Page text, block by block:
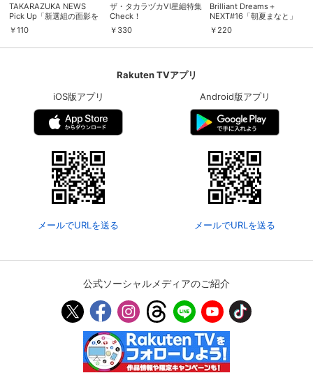
TAKARAZUKA NEWS
Pick Up「新選組の面影を
求めて…そうだ、壬生へ行
こう！」～2015年5月より
～
￥110
ザ・タカラヅカVI星組特集
Check！
￥ 330
Brilliant Dreams＋
NEXT#16「朝夏まなと」
￥ 220
Rakuten TVアプリ
iOS版アプリ
メールでURLを送る
Android版アプリ
メールでURLを送る
公式ソーシャルメディアのご紹介